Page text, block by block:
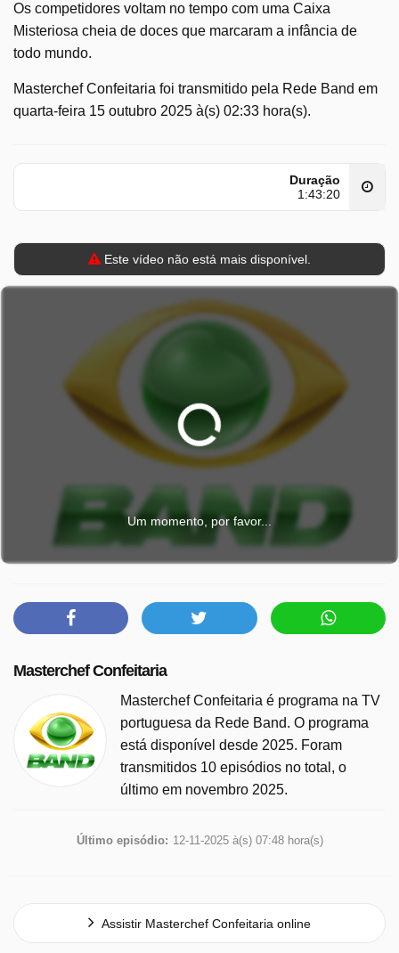
Os competidores voltam no tempo com uma Caixa
Misteriosa cheia de doces que marcaram a infância de
todo mundo.
Masterchef Confeitaria foi transmitido pela Rede Band em
quarta-feira 15 outubro 2025 à(s) 02:33 hora(s).
Duração
1:43:20
Este vídeo não está mais disponível.
Um momento, por favor...
Masterchef Confeitaria
Masterchef Confeitaria é programa na TV
portuguesa da Rede Band. O programa
está disponível desde 2025. Foram
transmitidos 10 episódios no total, o
último em novembro 2025.
Último episódio: 12-11-2025 à(s) 07:48 hora(s)
Assistir Masterchef Confeitaria online